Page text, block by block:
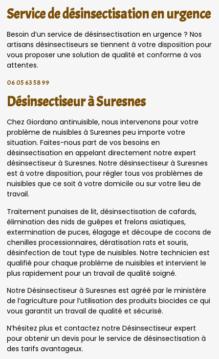
Service de désinsectisation en urgence
Besoin d’un service de désinsectisation en urgence ? Nos
artisans désinsectiseurs se tiennent à votre disposition pour
vous proposer une solution de qualité et conforme à vos
attentes.
06 05 63 58 99
Désinsectiseur à Suresnes
Chez Giordano antinuisible, nous intervenons pour votre
problème de nuisibles à Suresnes peu importe votre
situation. Faites-nous part de vos besoins en
désinsectisation en appelant directement notre expert
désinsectiseur à Suresnes. Notre désinsectiseur à Suresnes
est à votre disposition, pour régler tous vos problèmes de
nuisibles que ce soit à votre domicile ou sur votre lieu de
travail.
Traitement punaises de lit, désinsectisation de cafards,
élimination des nids de guêpes et frelons asiatiques,
extermination de puces, élagage et découpe de cocons de
chenilles processionnaires, dératisation rats et souris,
désinfection de tout type de nuisibles. Notre technicien est
qualifié pour chaque problème de nuisibles et intervient le
plus rapidement pour un travail de qualité soigné.
Notre Désinsectiseur à Suresnes est agréé par le ministère
de l’agriculture pour l’utilisation des produits biocides ce qui
vous garantit un travail de qualité et sécurisé.
N’hésitez plus et contactez notre Désinsectiseur expert
pour obtenir un devis pour le service de désinsectisation à
des tarifs avantageux.